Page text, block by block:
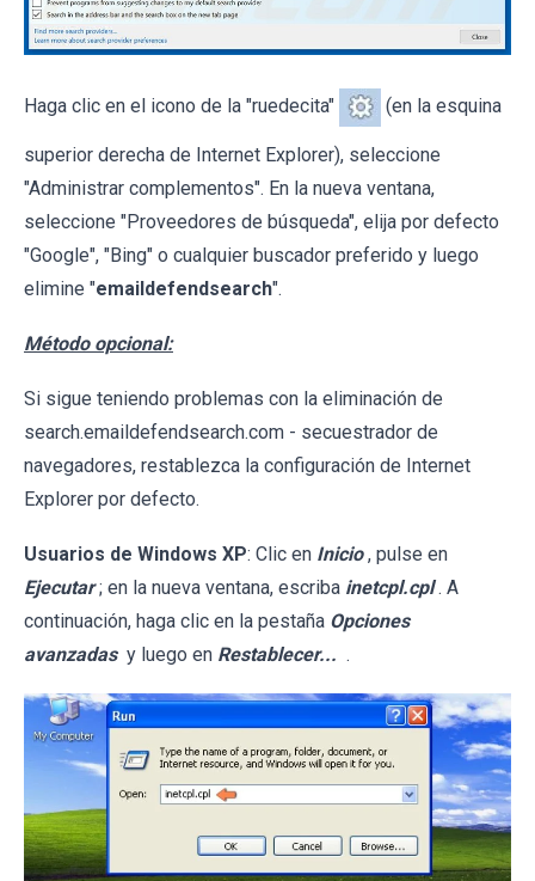
Haga clic en el icono de la "ruedecita" (en la esquina
superior derecha de Internet Explorer), seleccione
"Administrar complementos". En la nueva ventana,
seleccione "Proveedores de búsqueda", elija por defecto
"Google", "Bing" o cualquier buscador preferido y luego
elimine "emaildefendsearch".
Método opcional:
Si sigue teniendo problemas con la eliminación de
search.emaildefendsearch.com - secuestrador de
navegadores, restablezca la configuración de Internet
Explorer por defecto.
Usuarios de Windows XP: Clic en Inicio , pulse en
Ejecutar ; en la nueva ventana, escriba inetcpl.cpl . A
continuación, haga clic en la pestaña Opciones
avanzadas y luego en Restablecer... .